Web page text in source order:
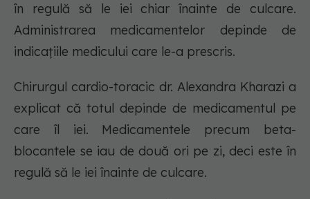
în regulă să le iei chiar înainte de culcare.
Administrarea medicamentelor depinde de
indicațiile medicului care le-a prescris.
Chirurgul cardio-toracic dr. Alexandra Kharazi a
explicat că totul depinde de medicamentul pe
care îl iei. Medicamentele precum beta-
blocantele se iau de două ori pe zi, deci este în
regulă să le iei înainte de culcare.